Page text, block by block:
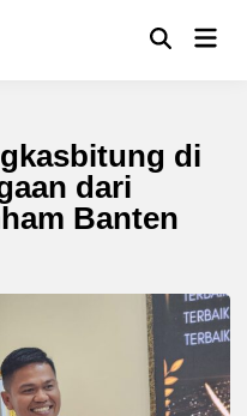
OpenMain
di
dari
Banten